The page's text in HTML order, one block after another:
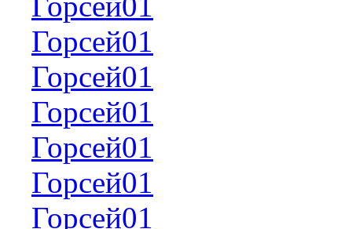
Горсей01
Горсей01
Горсей01
Горсей01
Горсей01
Горсей01